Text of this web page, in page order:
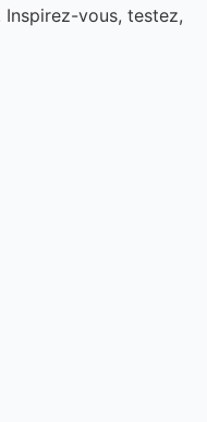
vous, testez,